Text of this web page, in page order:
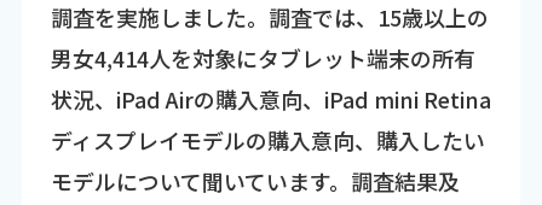
調査を実施しました。調査では、15歳以上の
男女4,414人を対象にタブレット端末の所有
状況、iPad Airの購入意向、iPad mini Retina
ディスプレイモデルの購入意向、購入したい
モデルについて聞いています。調査結果及